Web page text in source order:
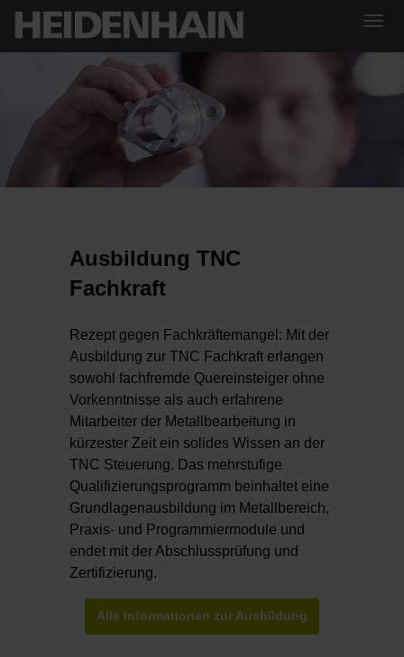
Ausbildung TNC
Fachkraft
Rezept gegen Fachkräftemangel: Mit der
Ausbildung zur TNC Fachkraft erlangen
sowohl fachfremde Quereinsteiger ohne
Vorkenntnisse als auch erfahrene
Mitarbeiter der Metallbearbeitung in
kürzester Zeit ein solides Wissen an der
TNC Steuerung. Das mehrstufige
Qualifizierungsprogramm beinhaltet eine
Grundlagenausbildung im Metallbereich,
Praxis- und Programmiermodule und
endet mit der Abschlussprüfung und
Zertifizierung.
Alle Informationen zur Ausbildung